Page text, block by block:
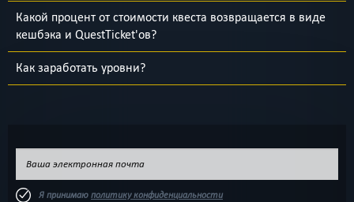
Какой процент от стоимости квеста возвращается в виде
кешбэка и QuestTicket'ов?
Как заработать уровни?
Я принимаю политику конфиденциальности